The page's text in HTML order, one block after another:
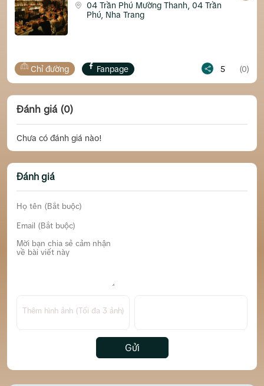
04 Trần Phú Mường Thanh, 04 Trần
Phú, Nha Trang
Fanpage Chỉ đường
Đánh giá (0)
Chưa có đánh giá nào!
Đánh giá
Thêm hình ảnh (Tối đa 3 ảnh)
Gửi